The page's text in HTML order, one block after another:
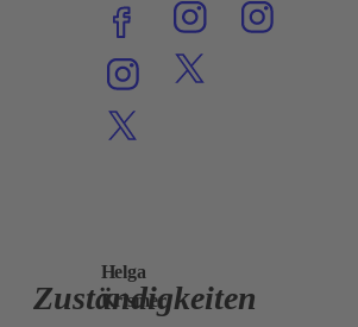
Zuständigkeiten
Helga
Krismer